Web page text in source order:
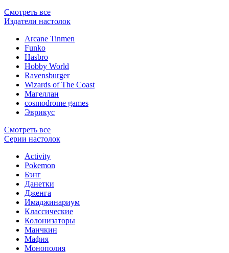
Смотреть все
Издатели настолок
Arcane Tinmen
Funko
Hasbro
Hobby World
Ravensburger
Wizards of The Coast
Магеллан
сosmodrome games
Эврикус
Смотреть все
Серии настолок
Activity
Pokemon
Бэнг
Данетки
Дженга
Имаджинариум
Классические
Колонизаторы
Манчкин
Мафия
Монополия